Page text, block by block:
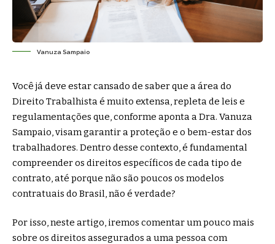
Vanuza Sampaio
Você já deve estar cansado de saber que a área do
Direito Trabalhista é muito extensa, repleta de leis e
regulamentações que, conforme aponta a Dra. Vanuza
Sampaio, visam garantir a proteção e o bem-estar dos
trabalhadores. Dentro desse contexto, é fundamental
compreender os direitos específicos de cada tipo de
contrato, até porque não são poucos os modelos
contratuais do Brasil, não é verdade?
Por isso, neste artigo, iremos comentar um pouco mais
sobre os direitos assegurados a uma pessoa com